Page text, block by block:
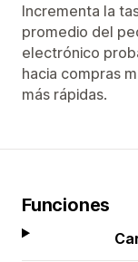
Incrementa la
promedio del
electrónico
hacia compras
más rápidas.
Funciones